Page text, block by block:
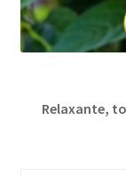
Relaxante,